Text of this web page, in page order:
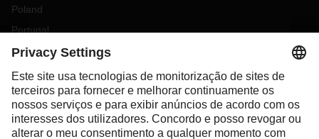
Poland
Portugal
Romania
Slovakia
Spain
Sweden
Switzerland(DE FR)